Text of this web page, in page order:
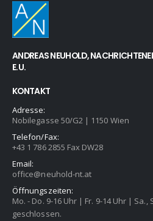
ANDREAS NEUHOLD,
E.U.
KONTAKT
Adresse:
Nobilegasse 50/G2 | 1150 Wien
Telefon/Fax:
+43 1 786 2855 Fax DW28
Email:
office@neuhold-nt.at
Öffnungszeiten:
Mo. - Do. 9-16 Uhr | Fr. 9-14 Uhr | Sa.,
geschlossen.